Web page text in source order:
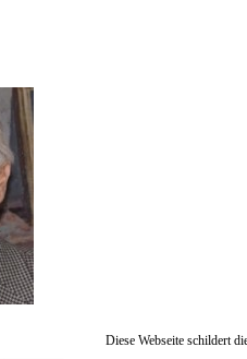
Diese Webseite schildert